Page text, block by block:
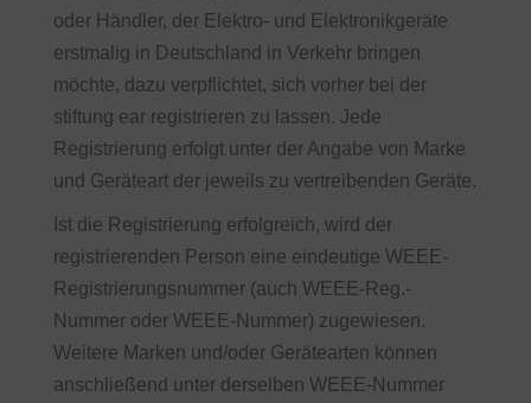
oder Händler, der Elektro- und Elektronikgeräte
erstmalig in Deutschland in Verkehr bringen
möchte, dazu verpflichtet, sich vorher bei der
stiftung ear registrieren zu lassen. Jede
Registrierung erfolgt unter der Angabe von Marke
und Geräteart der jeweils zu vertreibenden Geräte.
Ist die Registrierung erfolgreich, wird der
registrierenden Person eine eindeutige WEEE-
Registrierungsnummer (auch WEEE-Reg.-
Nummer oder WEEE-Nummer) zugewiesen.
Weitere Marken und/oder Gerätearten können
anschließend unter derselben WEEE-Nummer